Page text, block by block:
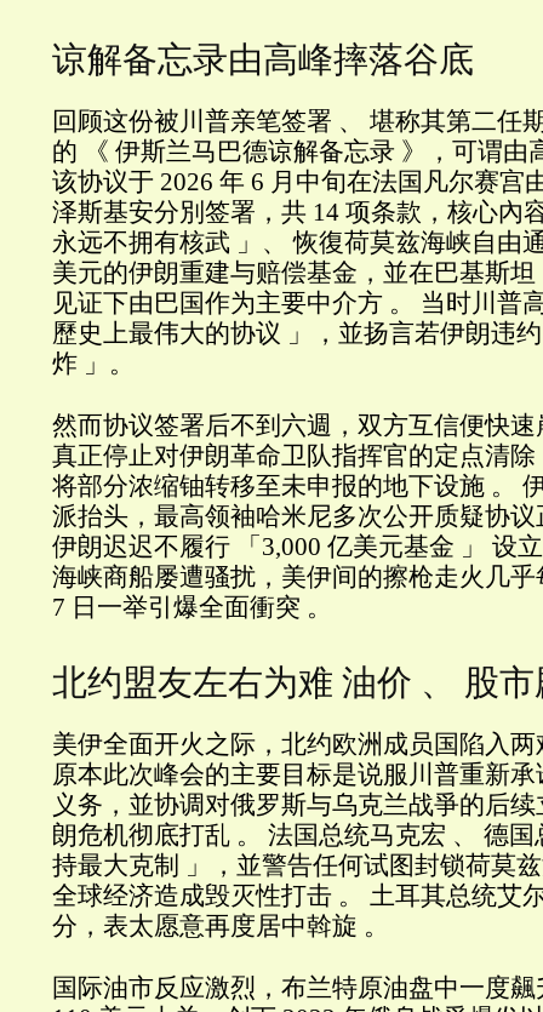
谅解备忘录由高峰摔落谷底
回顾这份被川普亲笔签署 、 堪称其第二任
的 《 伊斯兰马巴德谅解备忘录 》，可谓由
该协议于 2026 年 6 月中旬在法国凡尔赛宫
泽斯基安分別签署，共 14 项条款，核心內
永远不拥有核武 」、 恢復荷莫兹海峡自由
美元的伊朗重建与赔偿基金，並在巴基斯
见证下由巴国作为主要中介方 。 当时川普
歷史上最伟大的协议 」，並扬言若伊朗违
炸 」。
然而协议签署后不到六週，双方互信便快
真正停止对伊朗革命卫队指挥官的定点清
将部分浓缩铀转移至未申报的地下设施 。
派抬头，最高领袖哈米尼多次公开质疑协
伊朗迟迟不履行 「3,000 亿美元基金 」 设
海峡商船屡遭骚扰，美伊间的擦枪走火几
7 日一举引爆全面衝突 。
北约盟友左右为难 油价 、 股
美伊全面开火之际，北约欧洲成员国陷入
原本此次峰会的主要目标是说服川普重新
义务，並协调对俄罗斯与乌克兰战爭的后
朗危机彻底打乱 。 法国总统马克宏 、 德
持最大克制 」，並警告任何试图封锁荷莫
全球经济造成毁灭性打击 。 土耳其总统艾
分，表太愿意再度居中斡旋 。
国际油市反应激烈，布兰特原油盘中一度